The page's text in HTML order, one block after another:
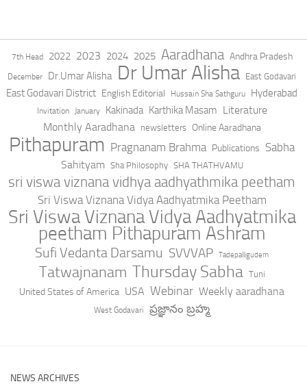
7th Head 2022 2023 2024 2025 Aaradhana Andhra Pradesh
December Dr.Umar Alisha Dr Umar Alisha East Godavari
East Godavari District English Editorial Hussain Sha Sathguru Hyderabad
Invitation January Kakinada Karthika Masam Literature
Monthly Aaradhana
newsletters Online Aaradhana
Pithapuram Pragnanam Brahma Publications Sabha
Sahityam Sha Philosophy SHA THATHVAMU
sri viswa viznana vidhya aadhyathmika peetham
Sri Viswa Viznana Vidya Aadhyatmika Peetham
Sri Viswa Viznana Vidya Aadhyatmika
peetham Pithapuram Ashram
Sufi Vedanta Darsamu SVVVAP Tadepalligudem
Tatwajnanam Thursday Sabha Tuni
United States of America USA Webinar Weekly aaradhana
West Godavari ప్రజ్ఞానం బ్రహ్మ
NEWS ARCHIVES